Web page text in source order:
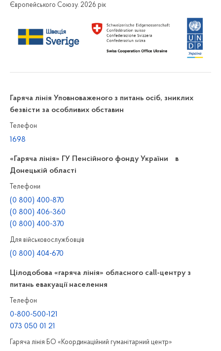
Європейського Союзу. 2026 рік
Гаряча лінія Уповноваженого з питань осіб, зниклих
безвісти за особливих обставин
Телефон
1698
«Гаряча лінія» ГУ Пенсійного фонду України в
Донецькій області
Телефони
(0 800) 400-870
(0 800) 406-360
(0 800) 400-370
Для військовослужбовців
(0 800) 404-670
Цілодобова «гаряча лінія» обласного call-центру з
питань евакуації населення
Телефон
0-800-500-121
073 050 01 21
Гаряча лінія БО «Координаційний гуманітарний центр»